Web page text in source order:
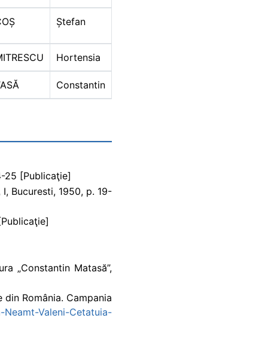
Ștefan
Hortensia
Constantin
25 [Publicaţie]
Bucuresti, 1950, p. 19-
„Constantin Matasă”,
România. Campania
Valeni-Cetatuia-